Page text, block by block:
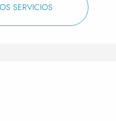
SERVICIOS